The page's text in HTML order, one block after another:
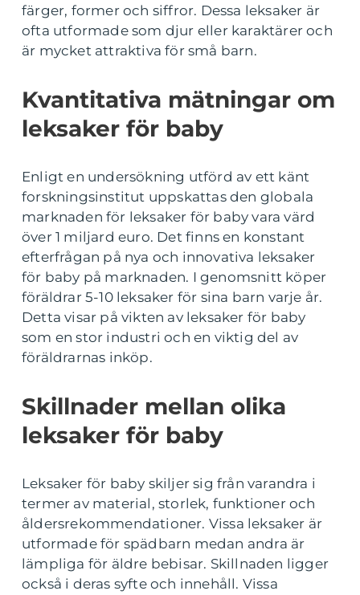
färger, former och siffror. Dessa leksaker är
ofta utformade som djur eller karaktärer och
är mycket attraktiva för små barn.
Kvantitativa mätningar om
leksaker för baby
Enligt en undersökning utförd av ett känt
forskningsinstitut uppskattas den globala
marknaden för leksaker för baby vara värd
över 1 miljard euro. Det finns en konstant
efterfrågan på nya och innovativa leksaker
för baby på marknaden. I genomsnitt köper
föräldrar 5-10 leksaker för sina barn varje år.
Detta visar på vikten av leksaker för baby
som en stor industri och en viktig del av
föräldrarnas inköp.
Skillnader mellan olika
leksaker för baby
Leksaker för baby skiljer sig från varandra i
termer av material, storlek, funktioner och
åldersrekommendationer. Vissa leksaker är
utformade för spädbarn medan andra är
lämpliga för äldre bebisar. Skillnaden ligger
också i deras syfte och innehåll. Vissa